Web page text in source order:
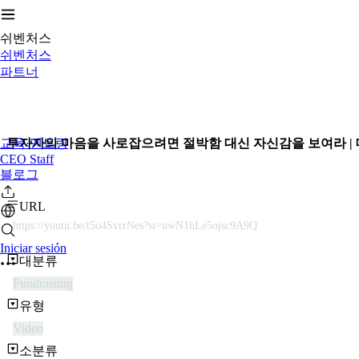
쉬벤처스
쉬벤처스
파트너
교육·멘토링
CEO Staff
블로그
Iniciar sesión
투자자의 마음을 사로잡으려면 절박함 대신 자신감을 보여라 |
URL
https://youtu.be/t5o4SvrrNes?si=uwN1hLe5ojsc9A9Q
대분류
Fundraising
유형
Video
소분류